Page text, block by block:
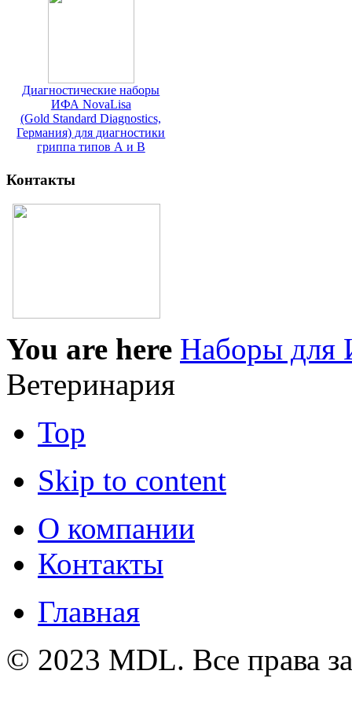
Диагностические наборы
ИФА NovaLisa
(Gold Standard Diagnostics,
Германия) для диагностики
гриппа типов А и В
Контакты
You are here Наборы для
Ветеринария
Top
Skip to content
О компании
Контакты
Главная
© 2023 MDL. Все права